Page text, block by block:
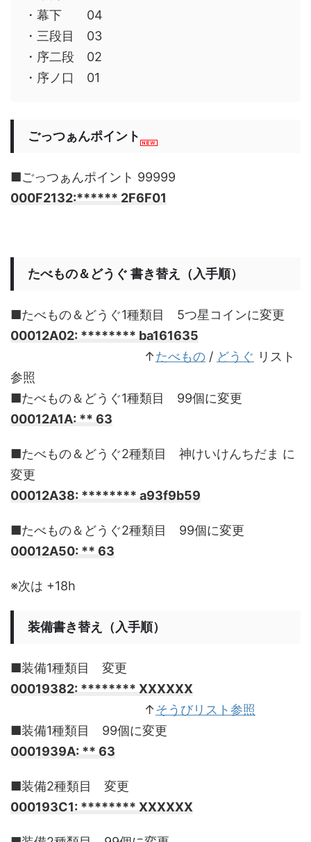
・幕下 04
・三段目 03
・序二段 02
・序ノ口 01
ごっつぁんポイント
■ごっつぁんポイント 99999
000F2132:****** 2F6F01
たべもの＆どうぐ 書き替え（入手順）
■たべもの＆どうぐ1種類目 5つ星コインに変更
00012A02: ******** ba161635
↑たべもの / どうぐ リスト
参照
■たべもの＆どうぐ1種類目 99個に変更
00012A1A: ** 63
■たべもの＆どうぐ2種類目 神けいけんちだま に
変更
00012A38: ******** a93f9b59
■たべもの＆どうぐ2種類目 99個に変更
00012A50: ** 63
※次は +18h
装備書き替え（入手順）
■装備1種類目 変更
00019382: ******** XXXXXX
↑そうびリスト参照
■装備1種類目 99個に変更
0001939A: ** 63
■装備2種類目 変更
000193C1: ******** XXXXXX